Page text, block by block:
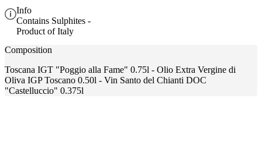
Info
Contains Sulphites -
Product of Italy
Composition
Toscana IGT "Poggio alla Fame" 0.75l - Olio Extra Vergine di
Oliva IGP Toscano 0.50l - Vin Santo del Chianti DOC
"Castelluccio" 0.375l